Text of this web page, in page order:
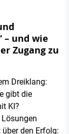
– und wie
Zugang zu
Dreiklang:
gibt die
KI?
den Erfolg: